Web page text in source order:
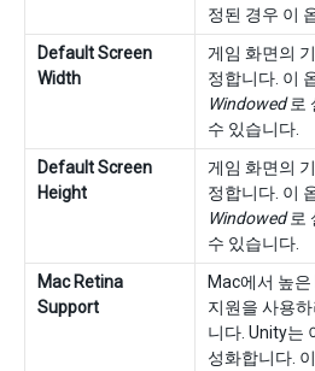
정된 경우 이
Default Screen
Width
게임 화면의
정합니다. 이
Windowed로
수 있습니다.
Default Screen
Height
게임 화면의
정합니다. 이
Windowed로
수 있습니다.
Mac Retina
Support
Mac에서 높
지원을 사용
니다. Unity는
성화합니다.